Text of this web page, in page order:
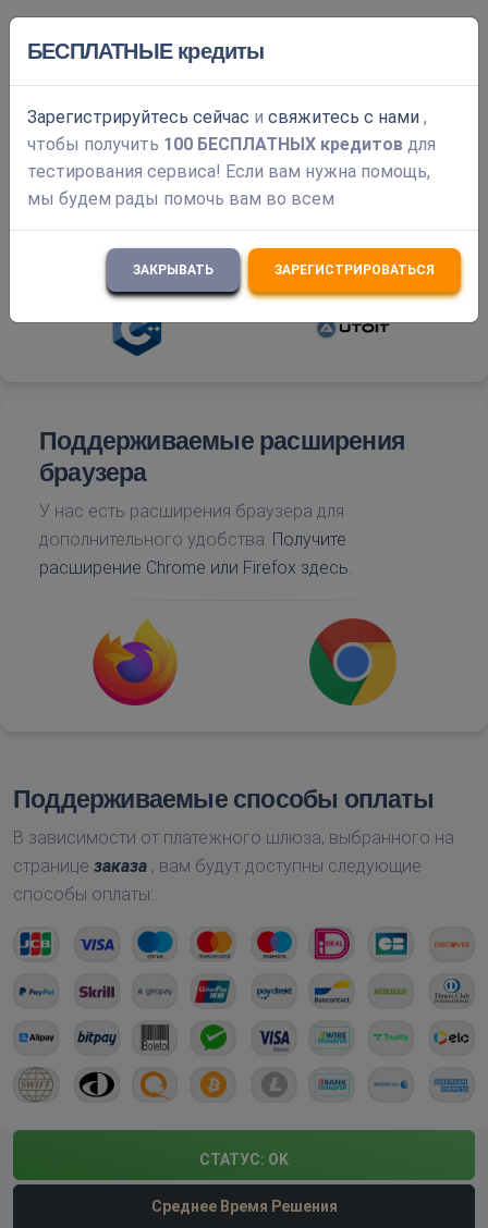
Поддерживаемые расширения
браузера
У нас есть расширения браузера для
дополнительного удобства. Получите
расширение Chrome или Firefox здесь.
Поддерживаемые способы оплаты
В зависимости от платежного шлюза, выбранного на
странице заказа , вам будут доступны следующие
способы оплаты:
СТАТУС: OK
Среднее Время Решения
БЕСПЛАТНЫЕ кредиты
Зарегистрируйтесь сейчас и свяжитесь с нами ,
чтобы получить 100 БЕСПЛАТНЫХ кредитов для
тестирования сервиса! Если вам нужна помощь,
мы будем рады помочь вам во всем
ЗАКРЫВАТЬ ЗАРЕГИСТРИРОВАТЬСЯ